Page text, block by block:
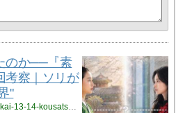
のか──『素
考察｜ソリが
"
https://kan-fan.com/column/shinsekai-13-14-kousatsu.html